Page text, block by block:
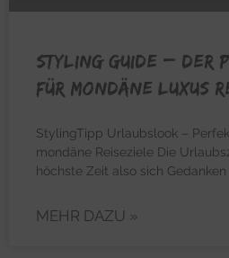
STYLING GUIDE –
für mondäne Luxus
StylingTipp Urlaubslook –
mondäne Reiseziele Die
höchste Zeit also sich Gedanken
MEHR DAZU »